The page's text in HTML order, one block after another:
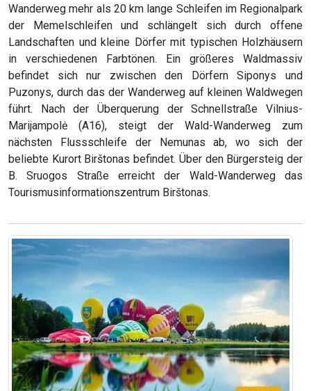
Wanderweg mehr als 20 km lange Schleifen im Regionalpark
der Memelschleifen und schlängelt sich durch offene
Landschaften und kleine Dörfer mit typischen Holzhäusern
in verschiedenen Farbtönen. Ein größeres Waldmassiv
befindet sich nur zwischen den Dörfern Siponys und
Puzonys, durch das der Wanderweg auf kleinen Waldwegen
führt. Nach der Überquerung der Schnellstraße Vilnius-
Marijampolė (A16), steigt der Wald-Wanderweg zum
nächsten Flussschleife der Nemunas ab, wo sich der
beliebte Kurort Birštonas befindet. Über den Bürgersteig der
B. Sruogos Straße erreicht der Wald-Wanderweg das
Tourismusinformationszentrum Birštonas.